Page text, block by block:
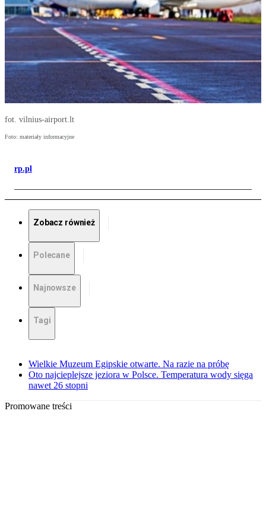
fot. vilnius-airport.lt
Foto: materiały informacyjne
rp.pl
Zobacz również
Polecane
Najnowsze
Tagi
Wielkie Muzeum Egipskie otwarte. Na razie na próbę
Oto najcieplejsze jeziora w Polsce. Temperatura wody sięga
nawet 26 stopni
Promowane treści